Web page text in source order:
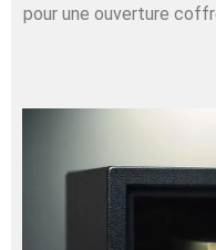
pour une ouverture